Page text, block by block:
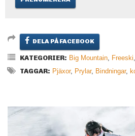
DELA PÅ FACEBOOK
KATEGORIER: Big Mountain Freeski
TAGGAR: Pjäxor, Prylar, Bindningar,